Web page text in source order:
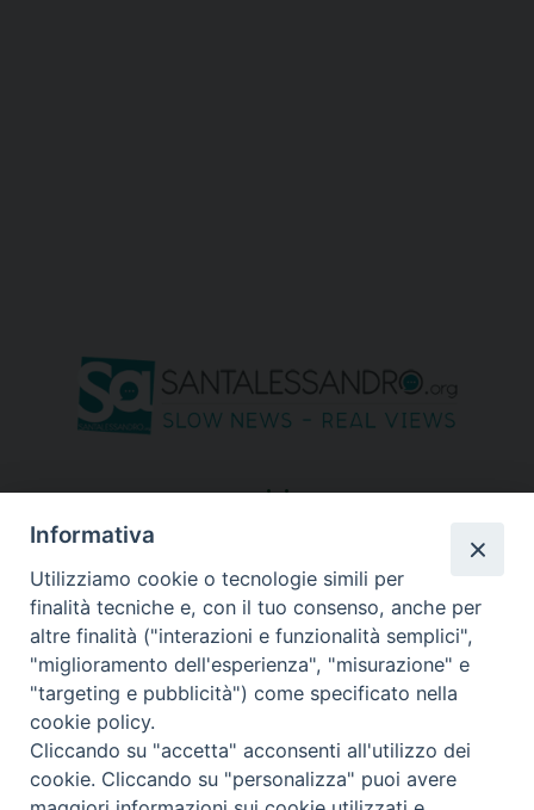
seguici su
Informativa
Utilizziamo cookie o tecnologie simili per
finalità tecniche e, con il tuo consenso, anche per
altre finalità ("interazioni e funzionalità semplici",
"miglioramento dell'esperienza", "misurazione" e
"targeting e pubblicità") come specificato nella
cookie policy.
Cliccando su "accetta" acconsenti all'utilizzo dei
cookie. Cliccando su "personalizza" puoi avere